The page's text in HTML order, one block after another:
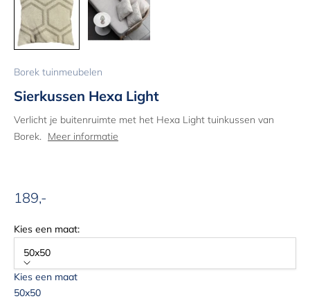
Borek tuinmeubelen
Sierkussen Hexa Light
Verlicht je buitenruimte met het Hexa Light tuinkussen van
Borek. Meer informatie
Aanbiedingsprijs
189,-
Kies een maat:
50x50
Kies een maat
50x50